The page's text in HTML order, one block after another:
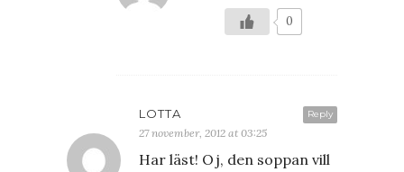
0
Reply
LOTTA
27 november, 2012 at 03:25
Har läst! Oj, den soppan vill